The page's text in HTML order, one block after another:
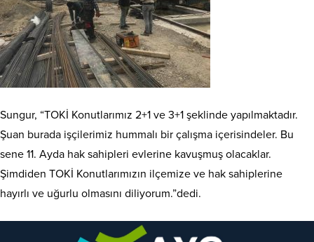
Sungur, “TOKİ Konutlarımız 2+1 ve 3+1 şeklinde yapılmaktadır.
Şuan burada işçilerimiz hummalı bir çalışma içerisindeler. Bu
sene 11. Ayda hak sahipleri evlerine kavuşmuş olacaklar.
Şimdiden TOKİ Konutlarımızın ilçemize ve hak sahiplerine
hayırlı ve uğurlu olmasını diliyorum.”dedi.